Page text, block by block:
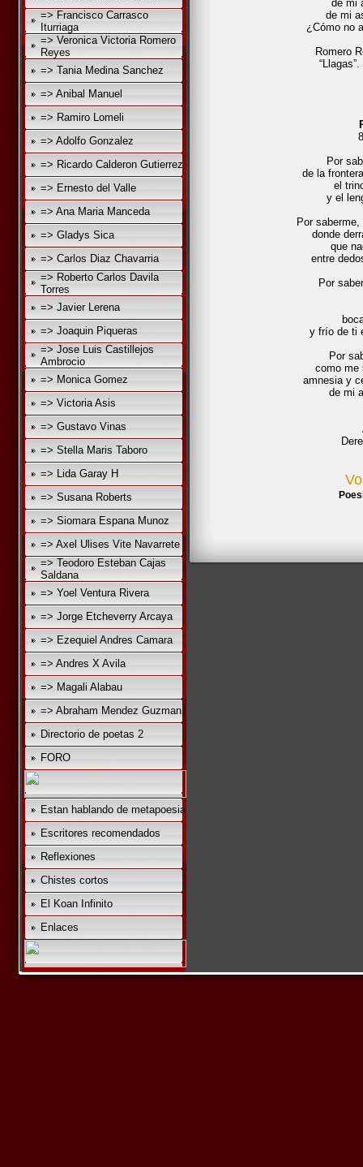
=> Francisco Carrasco
Iturriaga
=> Veronica Victoria Romero
Reyes
=> Tania Medina Sanchez
=> Anibal Manuel
=> Ramiro Lomeli
=> Adolfo Gonzalez
=> Ricardo Calderon Gutierrez
=> Ernesto del Valle
=> Ana Maria Manceda
=> Gladys Sica
=> Carlos Diaz Chavarria
=> Roberto Carlos Davila
Torres
=> Javier Lerena
=> Joaquin Piqueras
=> Jose Luis Castillejos
Ambrocio
=> Monica Gomez
=> Victoria Asis
=> Gustavo Vinas
=> Stella Maris Taboro
=> Lida Garay H
=> Susana Roberts
=> Siomara Espana Munoz
=> Axel Ulises Vite Navarrete
=> Teodoro Esteban Cajas
Saldana
=> Yoel Ventura Rivera
=> Jorge Etcheverry Arcaya
=> Ezequiel Andres Camara
=> Andres X Avila
=> Magali Alabau
=> Abraham Mendez Guzman
Directorio de poetas 2
FORO
Estan hablando de metapoesia
Escritores recomendados
Reflexiones
Chistes cortos
El Koan Infinito
Enlaces
de mi
de mi
¿Cómo no
Romero
Por
de la
el
y el
Por
donde
que
entre
Por
y frío de ti
Por
como me
amnesia y
de mi